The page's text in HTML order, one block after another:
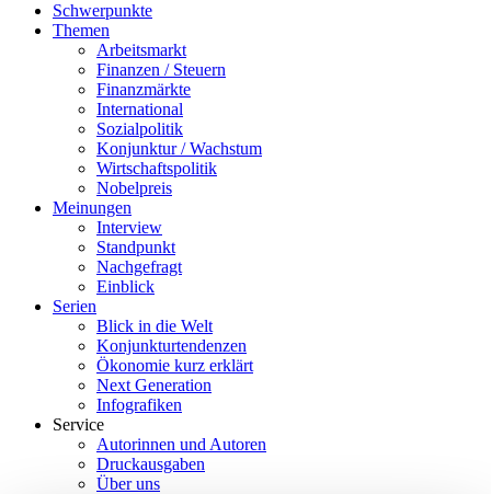
Schwerpunkte
Themen
Arbeitsmarkt
Finanzen / Steuern
Finanzmärkte
International
Sozialpolitik
Konjunktur / Wachstum
Wirtschaftspolitik
Nobelpreis
Meinungen
Interview
Standpunkt
Nachgefragt
Einblick
Serien
Blick in die Welt
Konjunkturtendenzen
Ökonomie kurz erklärt
Next Generation
Infografiken
Service
Autorinnen und Autoren
Druckausgaben
Über uns